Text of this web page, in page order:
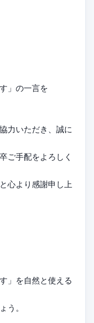
」の一言を
力いただき、誠に
ご手配をよろしく
心より感謝申し上
」を自然と使える
う。